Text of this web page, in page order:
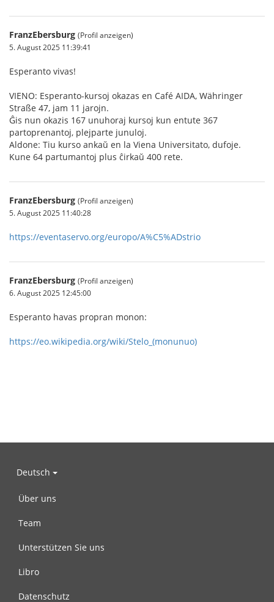
FranzEbersburg (Profil anzeigen)
5. August 2025 11:39:41
Esperanto vivas!
VIENO: Esperanto-kursoj okazas en Café AIDA, Währinger
Straße 47, jam 11 jarojn.
Ĝis nun okazis 167 unuhoraj kursoj kun entute 367
partoprenantoj, plejparte junuloj.
Aldone: Tiu kurso ankaŭ en la Viena Universitato, dufoje.
Kune 64 partumantoj plus ĉirkaŭ 400 rete.
FranzEbersburg (Profil anzeigen)
5. August 2025 11:40:28
https://eventaservo.org/europo/A%C5%ADstrio
FranzEbersburg (Profil anzeigen)
6. August 2025 12:45:00
Esperanto havas propran monon:
https://eo.wikipedia.org/wiki/Stelo_(monunuo)
Deutsch
Über uns
Team
Unterstützen Sie uns
Libro
Datenschutz